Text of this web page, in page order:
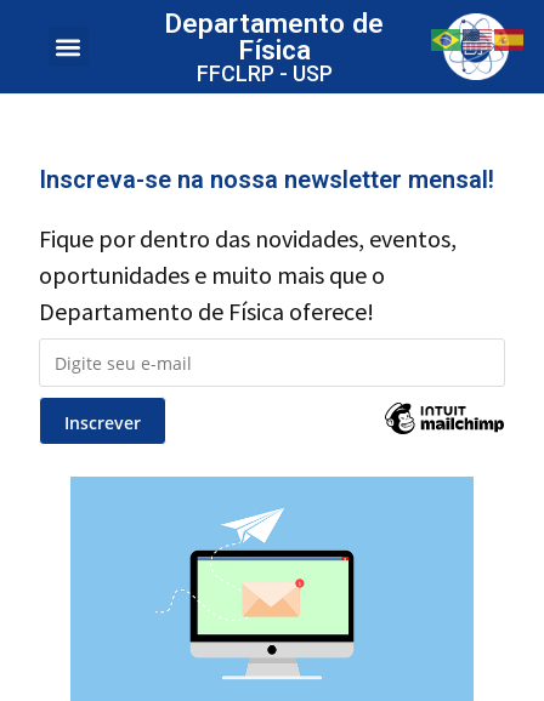
Departamento de
Física
FFCLRP - USP
Inscreva-se na nossa newsletter mensal!
Fique por dentro das novidades, eventos,
oportunidades e muito mais que o
Departamento de Física oferece!